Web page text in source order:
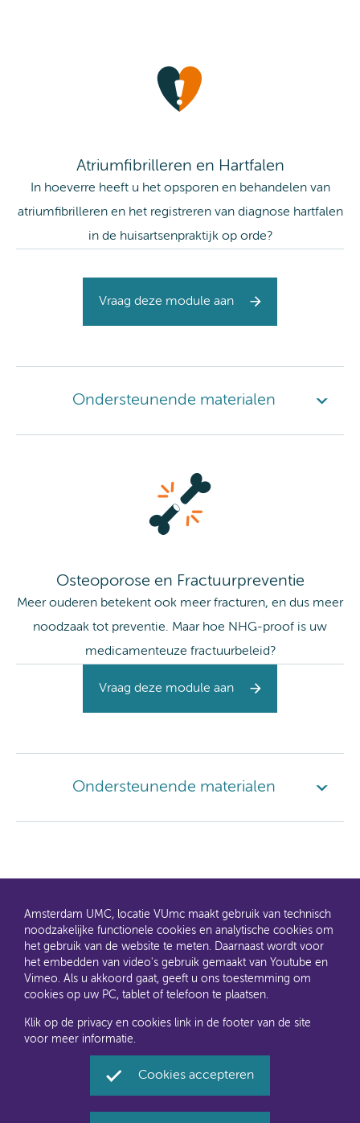
Atriumfibrilleren en Hartfalen
In hoeverre heeft u het opsporen en behandelen van
atriumfibrilleren en het registreren van diagnose hartfalen
in de huisartsenpraktijk op orde?
Vraag deze module aan
Ondersteunende materialen
Osteoporose en Fractuurpreventie
Meer ouderen betekent ook meer fracturen, en dus meer
noodzaak tot preventie. Maar hoe NHG-proof is uw
medicamenteuze fractuurbeleid?
Vraag deze module aan
Ondersteunende materialen
AMC en VUmc zijn al een tijdje samen Amsterdam UMC.
Dit gaat u ook merken aan de websites: steeds meer
amsterdamumc.org
cookies
Amsterdam UMC, locatie VUmc maakt gebruik van technisch
noodzakelijke functionele cookies en analytische cookies om
het gebruik van de website te meten. Daarnaast wordt voor
het embedden van video's gebruik gemaakt van Youtube en
Vimeo. Als u akkoord gaat, geeft u ons toestemming om
cookies op uw PC, tablet of telefoon te plaatsen.
Klik op de privacy en cookies link in de footer van de site
voor meer informatie.
Cookies accepteren